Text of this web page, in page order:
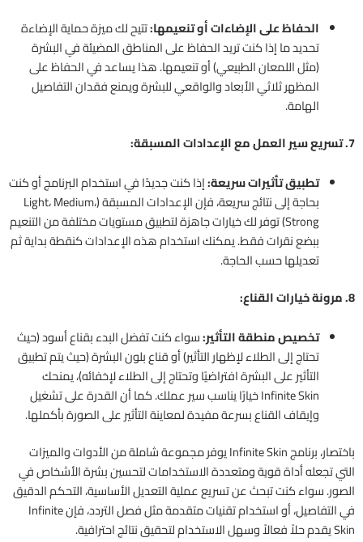
الحفاظ على الإضاءات أو تنعيمها:تتيح لك ميزة حماية الإضاءة
تحديد ما إذا كنت تريد الحفاظ على المناطق المضيئة في البشرة
(مثل اللمعان الطبيعي) أو تنعيمها. هذا يساعد في الحفاظ على
المظهر ثلاثي الأبعاد والواقعي للبشرة ويمنع فقدان التفاصيل
الهامة.
7. تسريع سير العمل مع الإعدادات المسبقة:
تطبيق تأثيرات سريعة:إذا كنت جديدًا في استخدام البرنامج أو كنت
بحاجة إلى نتائج سريعة، فإن الإعدادات المسبقة (Light، Medium،
Strong) توفر لك خيارات جاهزة لتطبيق مستويات مختلفة من التنعيم
ببضع نقرات فقط. يمكنك استخدام هذه الإعدادات كنقطة بداية ثم
تعديلها حسب الحاجة.
8. مرونة خيارات القناع:
تخصيص منطقة التأثير:سواء كنت تفضل البدء بقناع أسود (حيث
تحتاج إلى الطلاء لإظهار التأثير) أو قناع بلون البشرة (حيث يتم تطبيق
التأثير على البشرة افتراضيًا وتحتاج إلى الطلاء لإخفائه)، يمنحك
Infinite Skin خيارًا يناسب سير عملك. كما أن القدرة على تشغيل
وإيقاف القناع بسرعة مفيدة لمعاينة التأثير على الصورة بأكملها.
باختصار، برنامج Infinite Skin يوفر مجموعة شاملة من الأدوات والميزات
التي تجعله أداة قوية ومتعددة الاستخدامات لتحسين بشرة الأشخاص في
الصور. سواء كنت تبحث عن تسريع عملية التعديل الأساسية، التحكم الدقيق
في التفاصيل، أو استخدام تقنيات متقدمة مثل فصل التردد، فإن Infinite
Skin يقدم حلاً فعالاً وسهل الاستخدام لتحقيق نتائج احترافية.